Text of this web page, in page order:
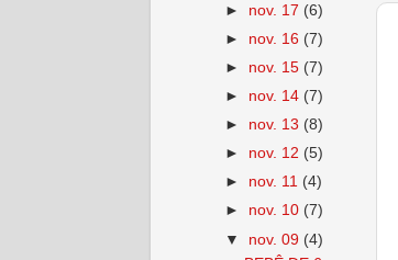
► nov. 17 (6)
► nov. 16 (7)
► nov. 15 (7)
► nov. 14 (7)
► nov. 13 (8)
► nov. 12 (5)
► nov. 11 (4)
► nov. 10 (7)
▼ nov. 09 (4)